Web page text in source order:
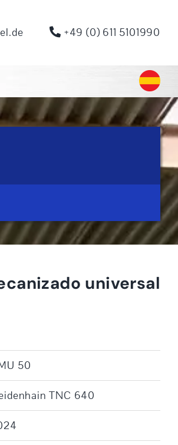
+49 (0) 611 5101990
universal
50
TNC 640